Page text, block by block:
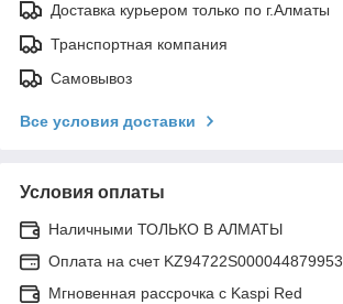
Доставка курьером только по г.Алматы
Транспортная компания
Самовывоз
Все условия доставки
Условия оплаты
Наличными ТОЛЬКО В АЛМАТЫ
Оплата на счет KZ94722S000044879953
Мгновенная рассрочка с Kaspi Red